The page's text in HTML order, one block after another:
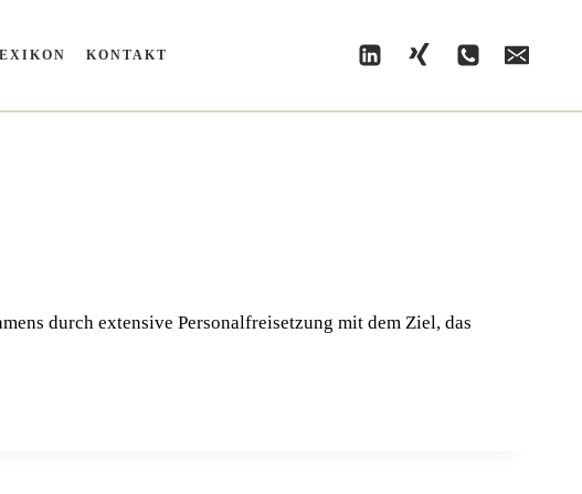
KONTAKT
durch exten­si­ve Per­so­nal­frei­set­zung mit dem Ziel, das